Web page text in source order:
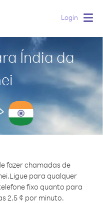
Login
Índia da
fazer chamadas de
Ligue para qualquer
fixo quanto para
2.5 ¢ por minuto.